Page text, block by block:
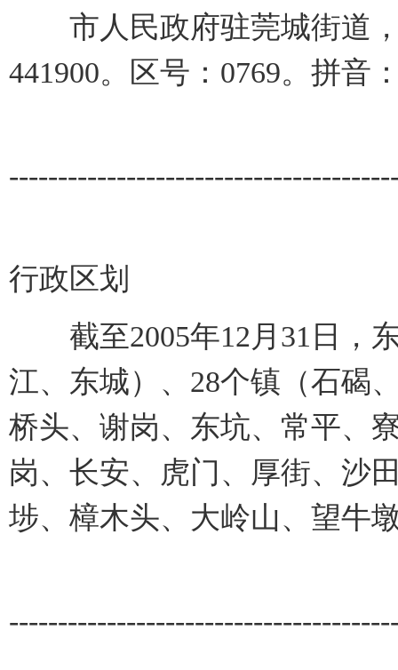
市人民政府驻莞城街道，
441900。区号：0769。拼音
行政区划
截至2005年12月31日，
江、东城）、28个镇（石碣
桥头、谢岗、东坑、常平、
岗、长安、虎门、厚街、沙
埗、樟木头、大岭山、望牛